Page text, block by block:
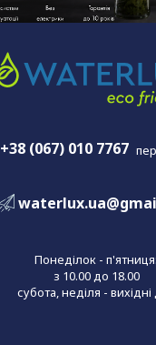
+38 (067) 010 7767
Понеділок - п'ятниця:
з 10.00 до 18.00
субота, неділя - вихідні